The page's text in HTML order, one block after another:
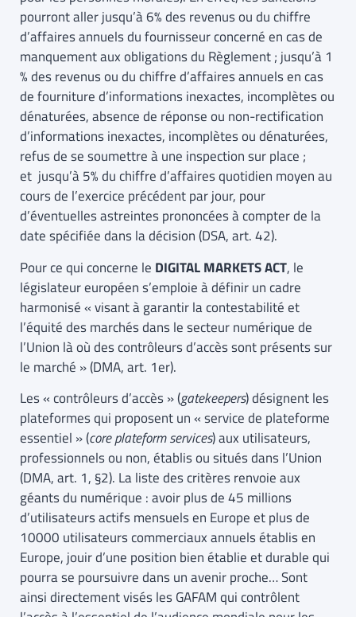
pourront aller jusqu’à 6% des revenus ou du chiffre
d’affaires annuels du fournisseur concerné en cas de
manquement aux obligations du Règlement ; jusqu’à 1
% des revenus ou du chiffre d’affaires annuels en cas
de fourniture d’informations inexactes, incomplètes ou
dénaturées, absence de réponse ou non-rectification
d’informations inexactes, incomplètes ou dénaturées,
refus de se soumettre à une inspection sur place ;
et jusqu’à 5% du chiffre d’affaires quotidien moyen au
cours de l’exercice précédent par jour, pour
d’éventuelles astreintes prononcées à compter de la
date spécifiée dans la décision (DSA, art. 42).
Pour ce qui concerne le DIGITAL MARKETS ACT, le
législateur européen s’emploie à définir un cadre
harmonisé « visant à garantir la contestabilité et
l’équité des marchés dans le secteur numérique de
l’Union là où des contrôleurs d’accès sont présents sur
le marché » (DMA, art. 1er).
Les « contrôleurs d’accès » (gatekeepers) désignent les
plateformes qui proposent un « service de plateforme
essentiel » (core plateform services) aux utilisateurs,
professionnels ou non, établis ou situés dans l’Union
(DMA, art. 1, §2). La liste des critères renvoie aux
géants du numérique : avoir plus de 45 millions
d’utilisateurs actifs mensuels en Europe et plus de
10000 utilisateurs commerciaux annuels établis en
Europe, jouir d’une position bien établie et durable qui
pourra se poursuivre dans un avenir proche… Sont
ainsi directement visés les GAFAM qui contrôlent